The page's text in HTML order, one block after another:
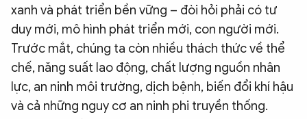
xanh và phát triển bền vững – đòi hỏi phải có tư
duy mới, mô hình phát triển mới, con người mới.
Trước mắt, chúng ta còn nhiều thách thức về thể
chế, năng suất lao động, chất lượng nguồn nhân
lực, an ninh môi trường, dịch bệnh, biến đổi khí hậu
và cả những nguy cơ an ninh phi truyền thống.